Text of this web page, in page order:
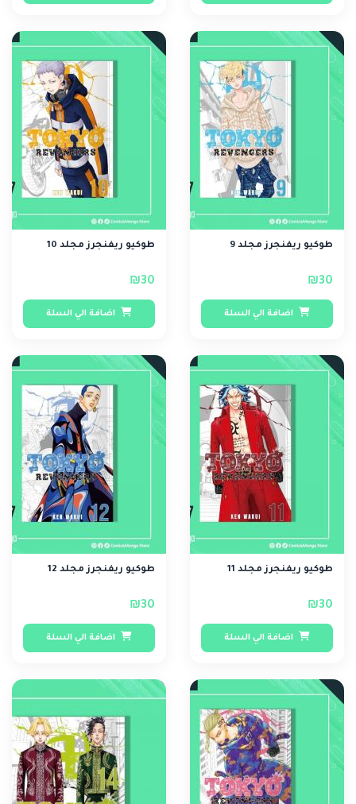
طوكيو ريفنجرز مجلد 9
₪30
اضافة الي السلة
طوكيو ريفنجرز مجلد 10
₪30
اضافة الي السلة
طوكيو ريفنجرز مجلد 11
₪30
اضافة الي السلة
طوكيو ريفنجرز مجلد 12
₪30
اضافة الي السلة